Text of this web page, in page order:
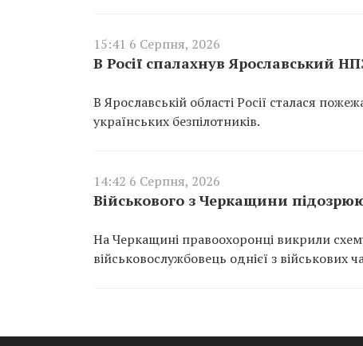
15:41 6 Серпня, 2026
В Росії спалахнув Ярославський
В Ярославській області Росії сталася
українських безпілотників.
14:42 6 Серпня, 2026
Військового з Черкащини
На Черкащині правоохоронці викрили
військовослужбовець однієї з військових